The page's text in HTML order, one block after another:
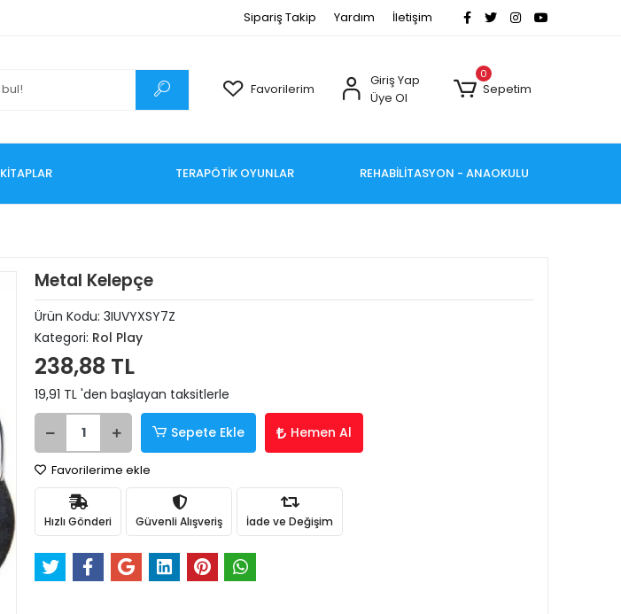
Sipariş Takip Yardım İletişim
Favorilerim
Giriş Yap
Üye Ol
0
Sepetim
KİTAPLAR TERAPÖTİK OYUNLAR REHABİLİTASYON - ANAOKULU
Metal Kelepçe
Ürün Kodu: 3IUVYXSY7Z
Kategori: Rol Play
238,88 TL
19,91 TL 'den başlayan taksitlerle
Sepete Ekle Hemen Al
Favorilerime ekle
Hızlı Gönderi Güvenli Alışveriş İade ve Değişim